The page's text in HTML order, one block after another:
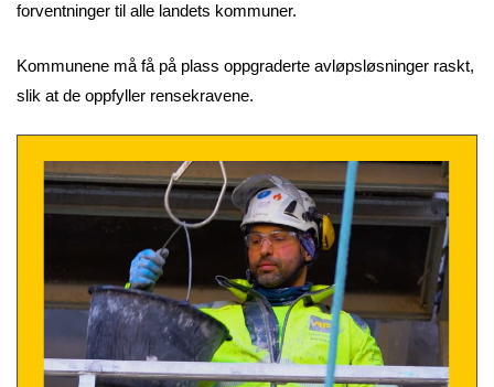
forventninger til alle landets kommuner.
Kommunene må få på plass oppgraderte avløpsløsninger raskt,
slik at de oppfyller rensekravene.